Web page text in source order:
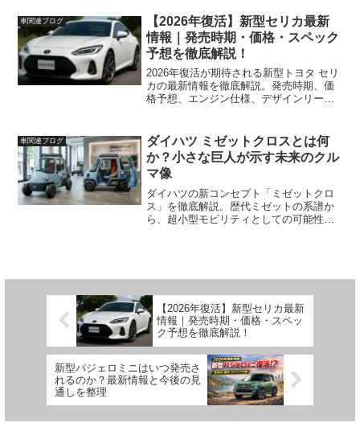
車関連ブログ
【2026年復活】新型セリカ最新
情報｜発売時期・価格・スペック
予想を徹底解説！
2026年復活が期待される新型トヨタ セリ
カの最新情報を徹底解説。発売時期、価
格予想、エンジン仕様、デザインリーク
くまとめました。
車関連ブログ
ダイハツ ミゼットクロスとは何
か？小さな巨人が示す未来のクル
マ像
ダイハツの新コンセプト「ミゼットクロ
ス」を徹底解説。歴代ミゼットの系譜か
ら、超小型モビリティとしての可能性、
【2026年復活】新型セリカ最新
情報｜発売時期・価格・スペッ
ク予想を徹底解説！
新型パジェロミニはいつ発売さ
れるのか？最新情報と今後の見
通しを整理